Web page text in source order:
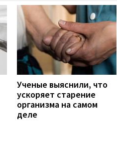
Ученые выяснили, что
ускоряет старение
организма на самом
деле